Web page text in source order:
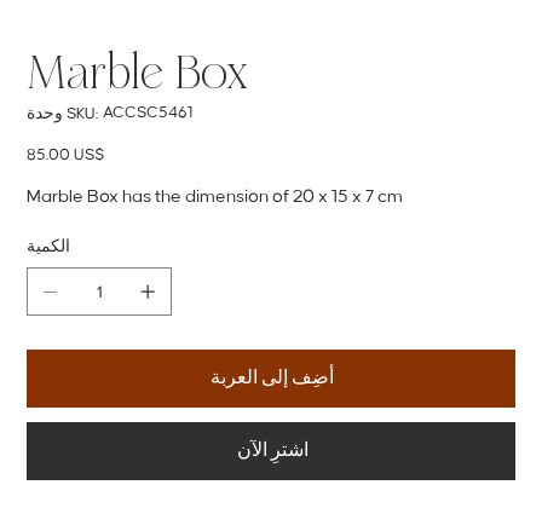
Marble Box
وحدة SKU: SKU
ACCSC5461
ACCSC5461
السعر ‏85.00 US$
Marble Box has the dimension of 20 x 15 x 7 cm
الكمية
أضِف إلى العربة
اشترِ الآن